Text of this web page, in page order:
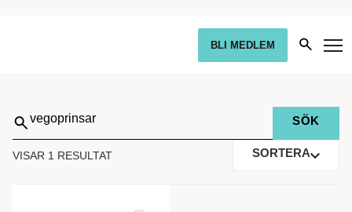
BLI MEDLEM
Sök
på:
VISAR 1 RESULTAT SORTERA